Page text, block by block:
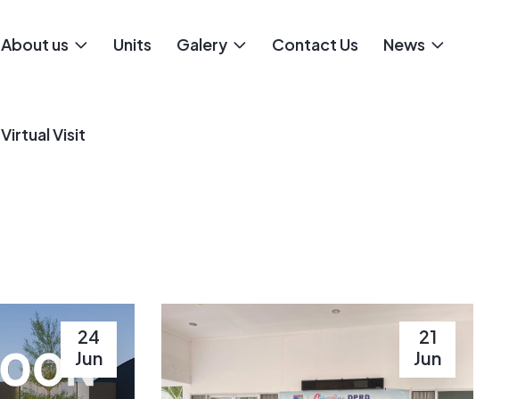
About us Units Galery Contact Us News
Virtual Visit
24
Jun
21
Jun